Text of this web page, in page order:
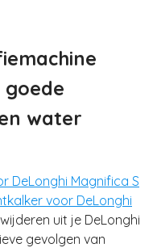
water
DeLonghi Magnifica S
voor DeLonghi
uit je DeLonghi
gevolgen van